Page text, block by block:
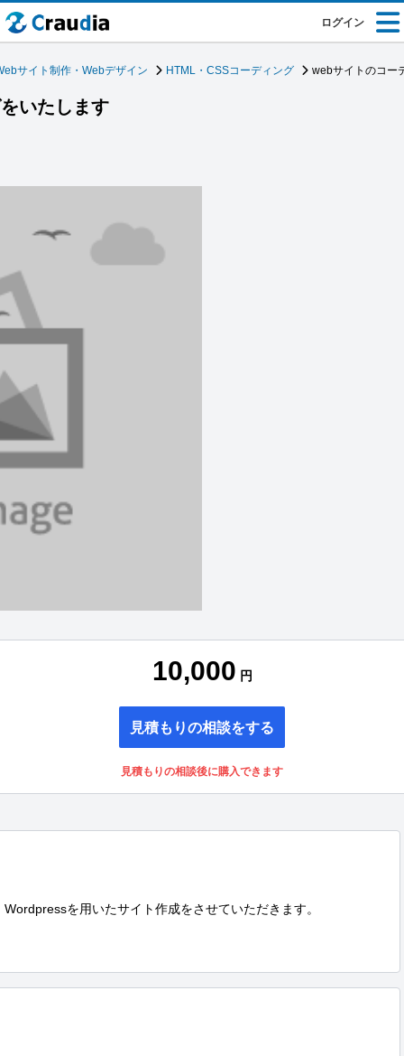
ログイン
サイト制作・Webデザイン HTML・CSSコーディング webサイトのコー
いたします
10,000 円
見積もりの相談をする
見積もりの相談後に購入できます
を用いたサイト作成をさせていただきます。